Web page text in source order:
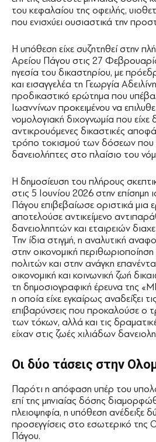
του κεφαλαίου της οφειλής,
που ενισχύει ουσιαστικά την
Η υπόθεση είχε συζητηθεί στην
Αρείου Πάγου στις 27
ηγεσία του δικαστηρίου, με
και εισαγγελέα τη Γεωργία
προδικαστικό ερώτημα που
Ιωαννίνων προκειμένου να
νομολογιακή διχογνωμία που είχε
αντικρουόμενες δικαστικές
τρόπο τοκισμού των δόσεων που
δανειολήπτες στο πλαίσιο του
Η δημοσίευση του πλήρους
στις 5 Ιουνίου 2026 στην επίσημη
Πάγου επιβεβαίωσε οριστικά μια
αποτελούσε αντικείμενο
δανειοληπτών και εταιρειών
Την ίδια στιγμή, η αναλυτική
στην οικονομική
πολιτών και στην ανάγκη
οικονομική και κοινωνική ζωή
τη δημοσιογραφική έρευνα της
η οποία είχε εγκαίρως αναδείξει
επιβαρύνσεις που προκαλούσε ο
των τόκων, αλλά και τις
είχαν στις ζωές χιλιάδων
Οι δύο τάσεις στην
Παρότι η απόφαση υπέρ του
επί της μηνιαίας δόσης
πλειοψηφία, η υπόθεση ανέδειξε
προσεγγίσεις στο εσωτερικό της
Πάγου.